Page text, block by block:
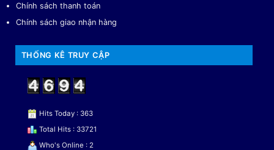
Chính sách thanh toán
Chính sách giao nhận hàng
THỐNG KÊ TRUY CẬP
Hits Today : 363
Total Hits : 33721
Who's Online : 2